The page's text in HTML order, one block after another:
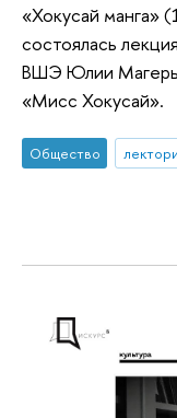
«Хокусай манга»
состоялась
ВШЭ Юлии
«Мисс Хокусай».
Общество